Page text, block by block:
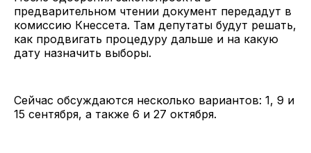
предварительном чтении документ передадут в
комиссию Кнессета. Там депутаты будут решать,
как продвигать процедуру дальше и на какую
дату назначить выборы.
Сейчас обсуждаются несколько вариантов: 1, 9 и
15 сентября, а также 6 и 27 октября.